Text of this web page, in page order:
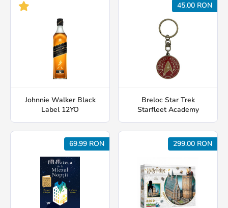
Johnnie Walker Black
Label 12YO
45.00 RON
Breloc Star Trek
Starfleet Academy
69.99 RON 299.00 RON